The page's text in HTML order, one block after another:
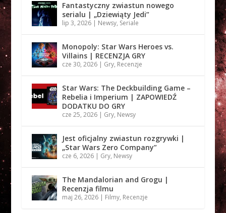
Fantastyczny zwiastun nowego
serialu | „Dziewiąty Jedi”
lip 3, 2026| Newsy, Seriale
Monopoly: Star Wars Heroes vs.
Villains | RECENZJA GRY
cze 30, 2026| Gry, Recenzje
Star Wars: The Deckbuilding Game –
Rebelia i Imperium | ZAPOWIEDŹ
DODATKU DO GRY
cze 25, 2026| Gry, Newsy
Jest oficjalny zwiastun rozgrywki |
„Star Wars Zero Company”
cze 6, 2026| Gry, Newsy
The Mandalorian and Grogu |
Recenzja filmu
maj 26, 2026| Filmy, Recenzje